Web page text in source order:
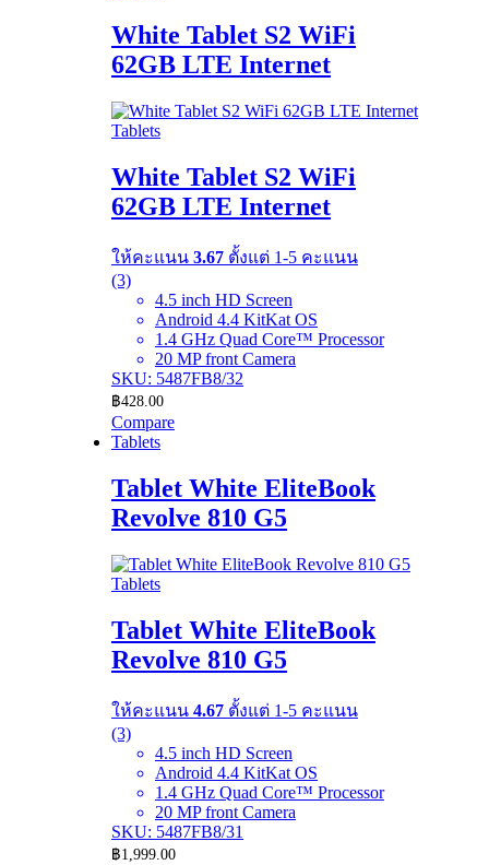
White Tablet S2 WiFi
62GB LTE Internet
Tablets
White Tablet S2 WiFi
62GB LTE Internet
ให้คะแนน 3.67 ตั้งแต่ 1-5 คะแนน
(3)
4.5 inch HD Screen
Android 4.4 KitKat OS
1.4 GHz Quad Core™ Processor
20 MP front Camera
SKU: 5487FB8/32
฿428.00
Compare
Tablets
Tablet White EliteBook
Revolve 810 G5
Tablets
Tablet White EliteBook
Revolve 810 G5
ให้คะแนน 4.67 ตั้งแต่ 1-5 คะแนน
(3)
4.5 inch HD Screen
Android 4.4 KitKat OS
1.4 GHz Quad Core™ Processor
20 MP front Camera
SKU: 5487FB8/31
฿1,999.00